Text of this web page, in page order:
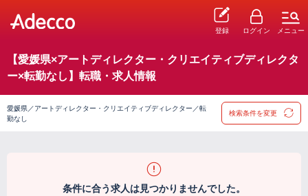
登録 ログイン メニュー
【愛媛県×アートディレクター・クリエイティブディレクタ
ー×転勤なし】転職・求人情報
愛媛県／アートディレクター・クリエイティブディレクター／転
勤なし
検索条件を変更
条件に合う求人は見つかりませんでした。